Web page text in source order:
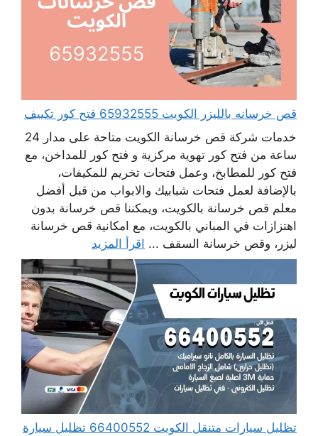
قص خرسانه بالليزر الكويت 65932555 فتح كور تكييف
خدمات شركة قص خرسانة الكويت متاحة على مدار 24
ساعة من فتح كور تهوية مركزية و فتح كور للمداخن، مع
فتح كور للمطابخ، وعمل فتحات تخريم للمكيفات،
بالإضافة لعمل فتحات شبابيك والابواب من قبل أفضل
معلم قص خرسانة بالكويت، ويمكننا قص خرسانة بدون
اهتزازات في المباني بالكويت، مع امكانية قص خرسانة
ليزر، وقص خرسانة السقف ... اقرأ المزيد
تظليل سيارات متنقل الكويت 66400552 تظليل سيارة